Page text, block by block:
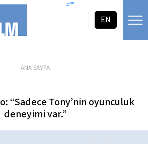
=""
EN
ANA SAYFA
“Sadece Tony’nin oyunculuk
deneyimi var.”